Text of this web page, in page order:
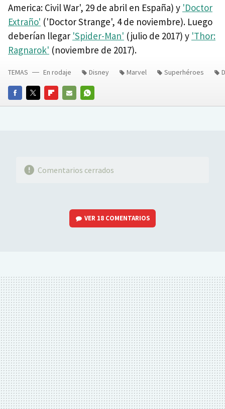
America: Civil War', 29 de abril en España) y 'Doctor
Extraño' ('Doctor Strange', 4 de noviembre). Luego
deberían llegar 'Spider-Man' (julio de 2017) y 'Thor:
Ragnarok' (noviembre de 2017).
FACEBOOKTWITTERFLIPBOARD
E-
WHATSAPP
TEMAS En rodaje Disney Marvel Superhéroes
Comentarios cerrados
VER 18 COMENTARIOS